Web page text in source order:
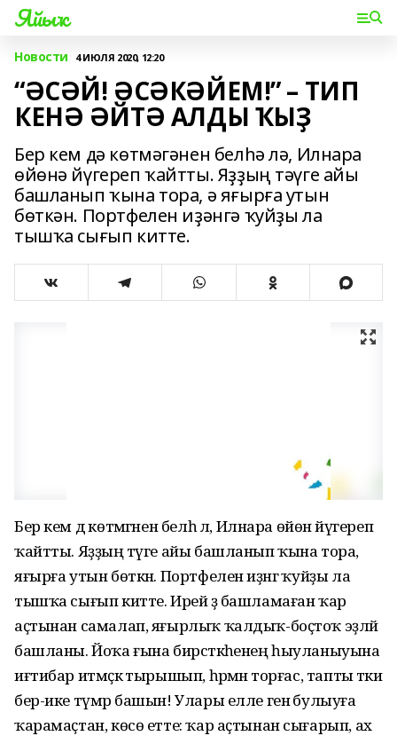
Яйыҡ
Новости 4 ИЮЛЯ 2020, 12:20
“ӘСӘЙ! ӘСӘКӘЙЕМ!” – ТИП
КЕНӘ ӘЙТӘ АЛДЫ ҠЫҘ
Бер кем дә көтмәгәнен белһә лә, Илнара
өйөнә йүгереп ҡайтты. Яҙҙың тәүге айы
башланып ҡына тора, ә яғырға утын
бөткән. Портфелен иҙәнгә ҡуйҙы ла
тышҡа сығып китте.
Бер кем дә көтмәгәнен белһә лә, Илнара өйөнә йүгереп
ҡайтты. Яҙҙың тәүге айы башланып ҡына тора, ә
яғырға утын бөткән. Портфелен иҙәнгә ҡуйҙы ла
тышҡа сығып китте. Ирей ҙә башламаған ҡар
аҫтынан самалап, яғырлыҡ ҡалдыҡ-боҫтоҡ эҙләй
башланы. Йоҡа ғына бирсәткәһенең һыуланыуына
иғтибар итмәҫкә тырышып, һәрмәнә торғас, тапты тәки
бер-ике түмәр башын! Улары елле генә булыуға
ҡарамаҫтан, көсө етте: ҡар аҫтынан сығарып, ах